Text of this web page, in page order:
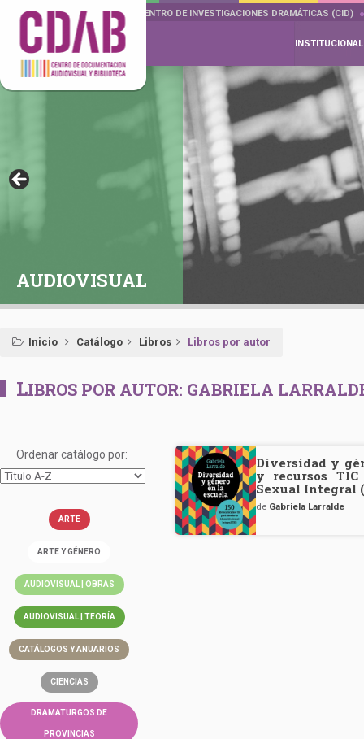
DOCUMENTA DRAMÁTICAS CENTRO DE INVESTIGACIONES DRAMÁTICAS (CID)
INSTITUCIONAL
AUDIOVISUAL
Inicio Catálogo Libros Libros por autor
LIBROS POR AUTOR: GABRIELA
Ordenar catálogo por:
ARTE
ARTE Y GÉNERO
AUDIOVISUAL | OBRAS
AUDIOVISUAL | TEORÍA
CATÁLOGOS Y ANUARIOS
CIENCIAS
DRAMATURGOS DE
PROVINCIAS
Diversidad y
y recursos
Sexual Integral
de Gabriela Larralde